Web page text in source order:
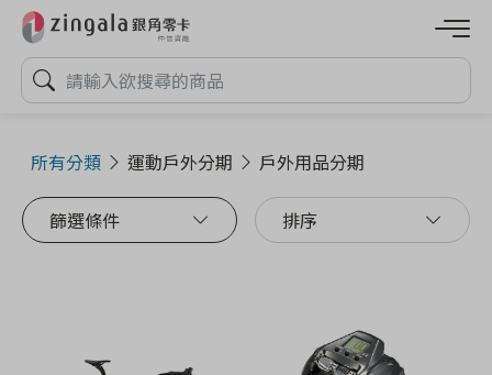
所有分類 運動戶外分期 戶外用品分期
篩選條件 排序